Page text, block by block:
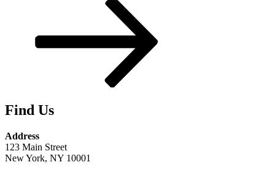
Find Us
Address
123 Main Street
New York, NY 10001